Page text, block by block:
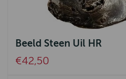
Beeld Steen Uil HR
€42,50